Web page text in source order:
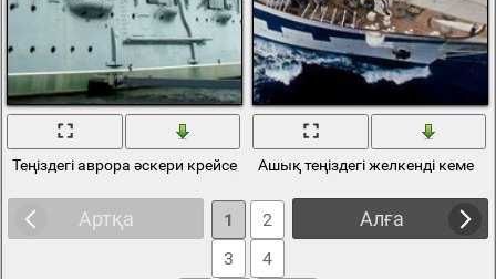
Теңіздегі аврора әскери крейсері Ашық теңіздегі желкенді кеме
Артқа Алға
1
2
3
4